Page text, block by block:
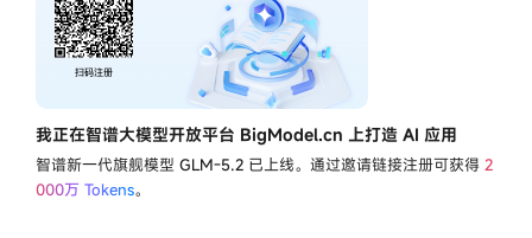
我正在智谱大模型开放平台 BigModel.cn 上打造 AI 应用
智谱新一代旗舰模型 GLM-5.2 已上线。通过邀请链接注册可获得 2
000万 Tokens。